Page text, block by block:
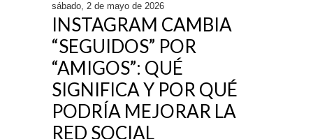
sábado, 2 de mayo de 2026
INSTAGRAM CAMBIA
“SEGUIDOS” POR
“AMIGOS”: QUÉ
SIGNIFICA Y POR QUÉ
PODRÍA MEJORAR LA
RED SOCIAL